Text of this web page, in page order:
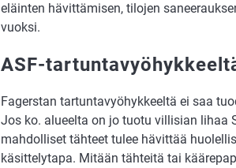
eläinten hävittämisen, tilojen
vuoksi.
ASF-
Fagerstan tartuntavyöhykkeeltä ei saa
Jos ko. alueelta on jo tuotu villisian lihaa
mahdolliset tähteet tulee hävittää
käsittelytapa. Mitään tähteitä tai